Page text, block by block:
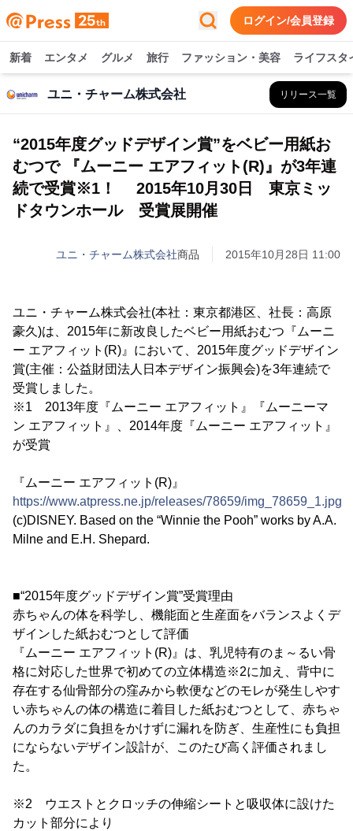
ログイン/会員登録
新着 エンタメ グルメ 旅行 ファッション・美容 ライフスタ
ユニ・チャーム株式会社 リリース一覧
“2015年度グッドデザイン賞”をベビー用紙お
むつで 『ムーニー エアフィット(R)』が3年連
続で受賞※1！ 2015年10月30日 東京ミッ
ドタウンホール 受賞展開催
ユニ・チャーム株式会社商品 2015年10月28日 11:00
ユニ・チャーム株式会社(本社：東京都港区、社長：高原
豪久)は、2015年に新改良したベビー用紙おむつ『ムーニ
ー エアフィット(R)』において、2015年度グッドデザイン
賞(主催：公益財団法人日本デザイン振興会)を3年連続で
受賞しました。
※1 2013年度『ムーニー エアフィット』『ムーニーマ
ン エアフィット』、2014年度『ムーニー エアフィット』
が受賞
『ムーニー エアフィット(R)』
https://www.atpress.ne.jp/releases/78659/img_78659_1.jpg
(c)DISNEY. Based on the “Winnie the Pooh” works by A.A.
Milne and E.H. Shepard.
■“2015年度グッドデザイン賞”受賞理由
赤ちゃんの体を科学し、機能面と生産面をバランスよくデ
ザインした紙おむつとして評価
『ムーニー エアフィット(R)』は、乳児特有のま～るい骨
格に対応した世界で初めての立体構造※2に加え、背中に
存在する仙骨部分の窪みから軟便などのモレが発生しやす
い赤ちゃんの体の構造に着目した紙おむつとして、赤ちゃ
んのカラダに負担をかけずに漏れを防ぎ、生産性にも負担
にならないデザイン設計が、このたび高く評価されまし
た。
※2 ウエストとクロッチの伸縮シートと吸収体に設けた
カット部分により